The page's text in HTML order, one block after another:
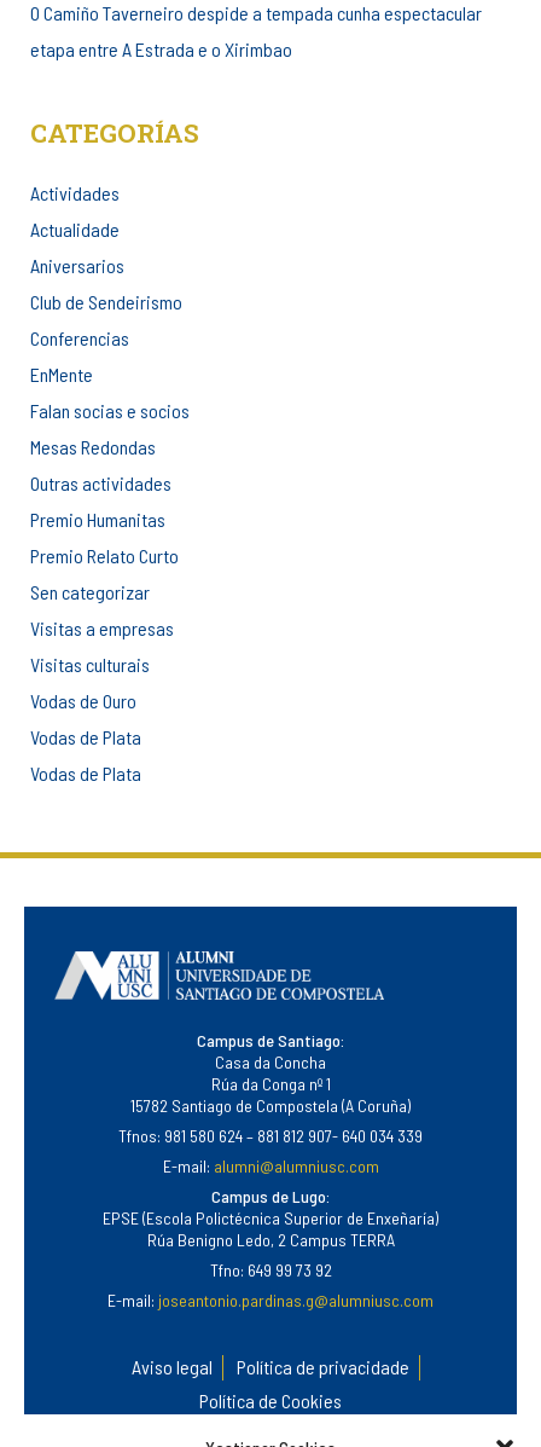
O Camiño Taverneiro despide a tempada cunha espectacular
etapa entre A Estrada e o Xirimbao
CATEGORÍAS
Actividades
Actualidade
Aniversarios
Club de Sendeirismo
Conferencias
EnMente
Falan socias e socios
Mesas Redondas
Outras actividades
Premio Humanitas
Premio Relato Curto
Sen categorizar
Visitas a empresas
Visitas culturais
Vodas de Ouro
Vodas de Plata
Vodas de Plata
Campus de Santiago:
Casa da Concha
Rúa da Conga nº 1
15782 Santiago de Compostela (A Coruña)
Tfnos: 981 580 624 – 881 812 907- 640 034 339
E-mail: alumni@alumniusc.com
Campus de Lugo:
EPSE (Escola Polictécnica Superior de Enxeñaría)
Rúa Benigno Ledo, 2 Campus TERRA
Tfno: 649 99 73 92
E-mail: joseantonio.pardinas.g@alumniusc.com
Aviso legal
Política de privacidade
Política de Cookies